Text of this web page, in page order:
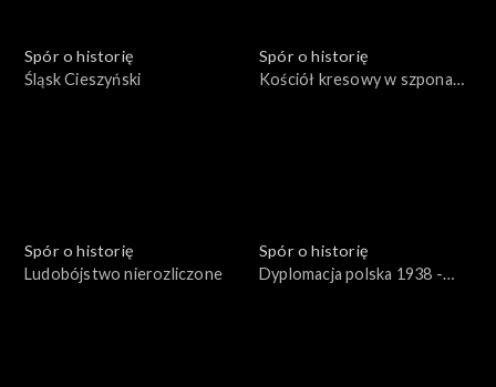
Spór o historię
Śląsk Cieszyński
Spór o historię
Kościół kresowy w szponach
Spór o historię
Ludobójstwo nierozliczone
Spór o historię
Dyplomacja polska 1938 -